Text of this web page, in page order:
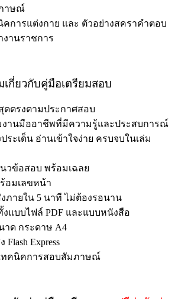
าษณ์
คการแต่งกาย และ ตัวอย่างสคราคำตอบ
านราชการ
เกี่ยวกับคู่มือเตรียมสอบ
ดตรงตามประกาศสอบ
งานมืออาชีพที่มีความรู้และประสบการณ์
ระเด็น อ่านเข้าใจง่าย ครบจบในเล่ม
วข้อสอบ พร้อมเฉลย
อมเลขหน้า
ภายใน 5 นาที ไม่ต้องรอนาน
แบบไฟล์ PDF และแบบหนังสือ
าด กระดาษ A4
Express
เทคนิคการสอบสัมภาษณ์